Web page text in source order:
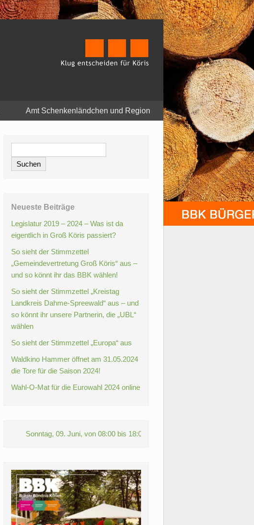
Amt Schenkenländchen und Region
Neueste Beiträge
Legislatur 2019 – 2024 – Was ist da
eigentlich in Groß Köris passiert?
So sieht der Stimmzettel
„Gemeindevertretung Groß Köris“ aus –
und so könnt ihr das BBK wählen!
So sieht der Stimmzettel „Kreistag
Landkreis Dahme-Spreewald“ aus – und
so könnt ihr unsere Partnerin, die „UBL“
wählen
So sieht der Stimmzettel „Europa“ aus
Waldkino Hammer öffnet am 31.05.2024
die Tore für die Saison 2024!
Wahl-O-Mat für die Eurowahl 2024 online
Sonntag, 09. Juni, von 08:00 bis 18:00 Uhr +++ WÄHLEN GEHEN! +++